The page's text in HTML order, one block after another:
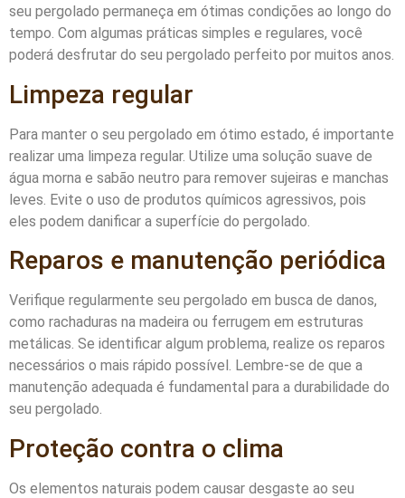
seu pergolado permaneça em ótimas condições ao longo do
tempo. Com algumas práticas simples e regulares, você
poderá desfrutar do seu pergolado perfeito por muitos anos.
Limpeza regular
Para manter o seu pergolado em ótimo estado, é importante
realizar uma limpeza regular. Utilize uma solução suave de
água morna e sabão neutro para remover sujeiras e manchas
leves. Evite o uso de produtos químicos agressivos, pois
eles podem danificar a superfície do pergolado.
Reparos e manutenção periódica
Verifique regularmente seu pergolado em busca de danos,
como rachaduras na madeira ou ferrugem em estruturas
metálicas. Se identificar algum problema, realize os reparos
necessários o mais rápido possível. Lembre-se de que a
manutenção adequada é fundamental para a durabilidade do
seu pergolado.
Proteção contra o clima
Os elementos naturais podem causar desgaste ao seu